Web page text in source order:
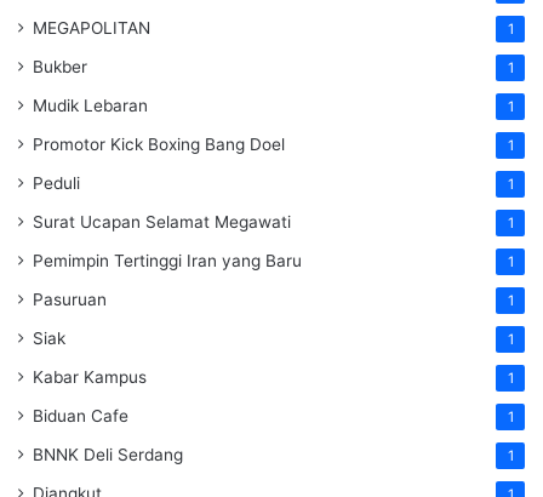
MEGAPOLITAN 1
Bukber 1
Mudik Lebaran 1
Promotor Kick Boxing Bang Doel 1
Peduli 1
Surat Ucapan Selamat Megawati 1
Pemimpin Tertinggi Iran yang Baru 1
Pasuruan 1
Siak 1
Kabar Kampus 1
Biduan Cafe 1
BNNK Deli Serdang 1